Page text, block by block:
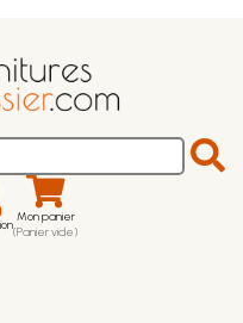
Mon panier
(Panier vide)